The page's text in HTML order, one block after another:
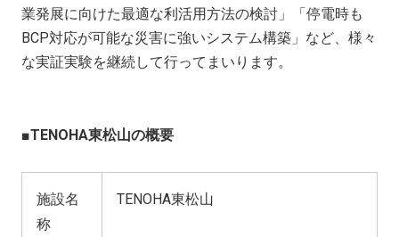
業発展に向けた最適な利活用方法の検討」「停電時も
BCP対応が可能な災害に強いシステム構築」など、様々
な実証実験を継続して行ってまいります。
■TENOHA東松山の概要
施設名
称
TENOHA東松山